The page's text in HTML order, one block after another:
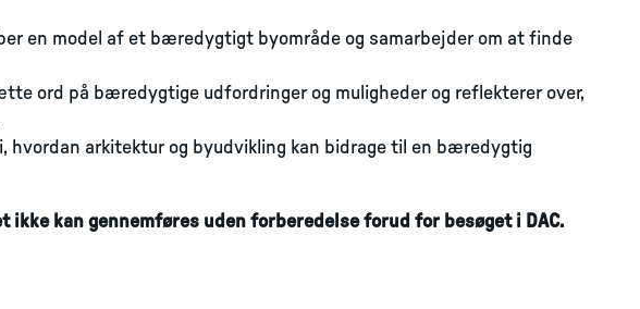
en model af et bæredygtigt byområde og samarbejder om at finde
ord på bæredygtige udfordringer og muligheder og reflekterer over,
hvordan arkitektur og byudvikling kan bidrage til en bæredygtig
ikke kan gennemføres uden forberedelse forud for besøget i DAC.